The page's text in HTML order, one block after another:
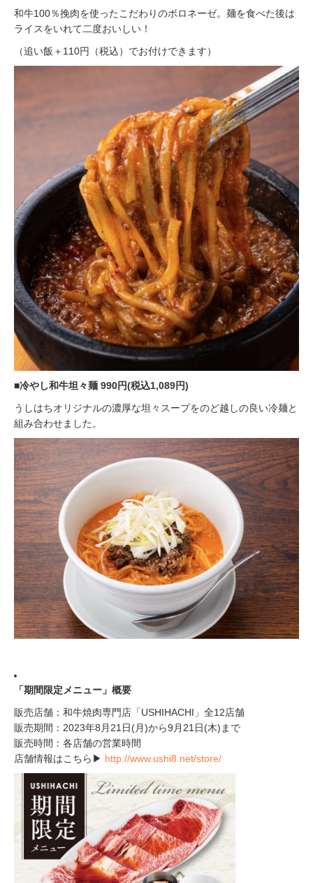
和牛100％挽肉を使ったこだわりのボロネーゼ。麺を食べた後は
ライスをいれて二度おいしい！
（追い飯＋110円（税込）でお付けできます）
■冷やし和牛坦々麺 990円(税込1,089円)
うしはちオリジナルの濃厚な坦々スープをのど越しの良い冷麺と
組み合わせました。
「期間限定メニュー」概要
販売店舗：和牛焼肉専門店「USHIHACHI」全12店舗
販売期間：2023年8⽉21⽇(月)から9月21日(木)まで
販売時間：各店舗の営業時間
店舗情報はこちら▶ http://www.ushi8.net/store/